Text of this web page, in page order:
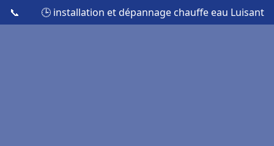
📞 🕒 installation et dépannage chauffe eau Luisant